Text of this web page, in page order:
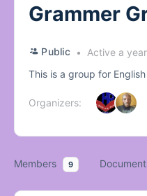
Grammer
Public
Active a
This is a group for
Organizers:
Members 9